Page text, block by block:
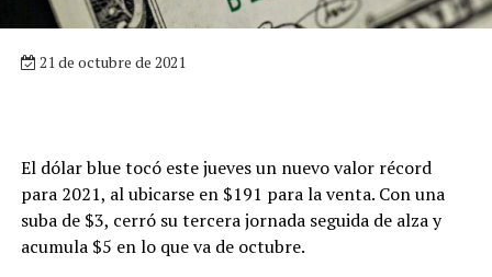
21 de octubre de 2021
El dólar blue tocó este jueves un nuevo valor récord
para 2021, al ubicarse en $191 para la venta. Con una
suba de $3, cerró su tercera jornada seguida de alza y
acumula $5 en lo que va de octubre.